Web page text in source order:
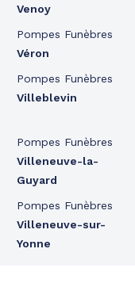
Venoy
Pompes Funèbres
Véron
Pompes Funèbres
Villeblevin
Pompes Funèbres
Villeneuve-la-
Guyard
Pompes Funèbres
Villeneuve-sur-
Yonne